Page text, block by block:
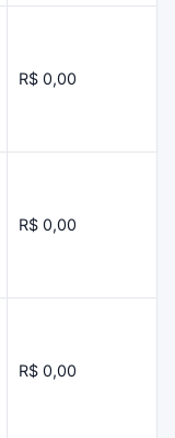
R$ 0,00
R$ 0,00
R$ 0,00